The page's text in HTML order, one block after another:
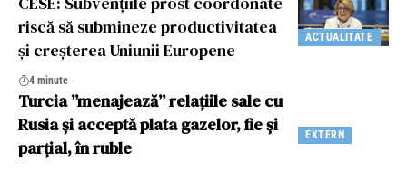
ACTUALITATE
riscă să submineze productivitatea
și creșterea Uniunii Europene
4 minute
EXTERN
Turcia ”menajează” relațiile sale cu
Rusia și acceptă plata gazelor, fie și
parțial, în ruble